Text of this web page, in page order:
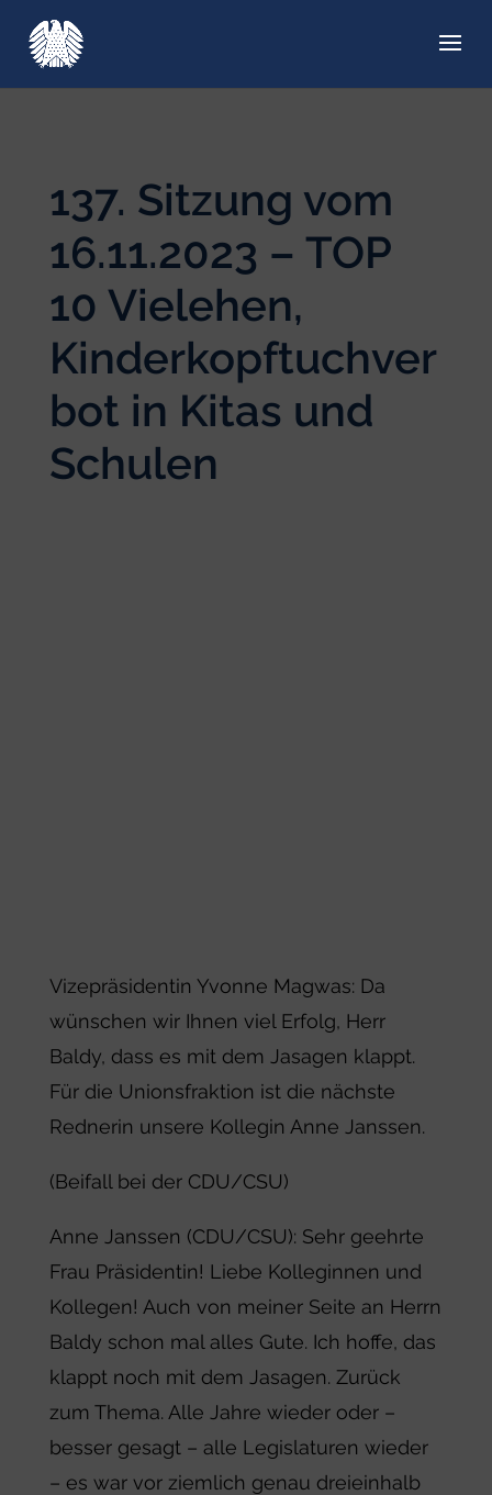
137. Sitzung vom
16.11.2023 – TOP
10 Vielehen,
Kinderkopftuchver
bot in Kitas und
Schulen
Vizepräsidentin Yvonne Magwas: Da
wünschen wir Ihnen viel Erfolg, Herr
Baldy, dass es mit dem Jasagen klappt.
Für die Unionsfraktion ist die nächste
Rednerin unsere Kollegin Anne Janssen.
(Beifall bei der CDU/CSU)
Anne Janssen (CDU/CSU): Sehr geehrte
Frau Präsidentin! Liebe Kolleginnen und
Kollegen! Auch von meiner Seite an Herrn
Baldy schon mal alles Gute. Ich hoffe, das
klappt noch mit dem Jasagen. Zurück
zum Thema. Alle Jahre wieder oder –
besser gesagt – alle Legislaturen wieder
– es war vor ziemlich genau dreieinhalb